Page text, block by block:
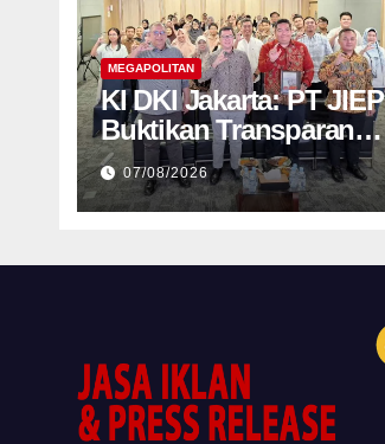
MEGAPOLITAN
KI DKI Jakarta: PT JIEP
Buktikan Transparansi
KIP Mampu Perkuat
Tata Kelola
Perusahaan
07/08/2026